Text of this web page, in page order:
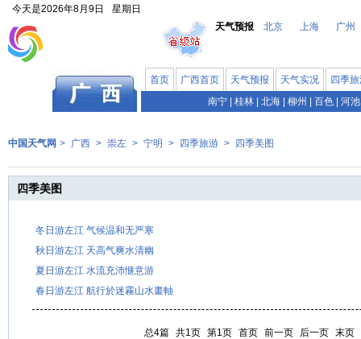
今天是2026年8月9日
星期日
天气预报
北京 上海 广州
首页 广西首页 天气预报 天气实况
四季
南宁
桂林 北海 柳州 百色 河池
中国天气网 > 广西 > 崇左 > 宁明 > 四季旅游 > 四季美图
四季美图
冬日游左江 气候温和无严寒
秋日游左江 天高气爽水清幽
夏日游左江 水流充沛惬意游
春日游左江 航行於迷霧山水畫軸
总4篇 共1页 第1页 首页 前一页 后一页 末页